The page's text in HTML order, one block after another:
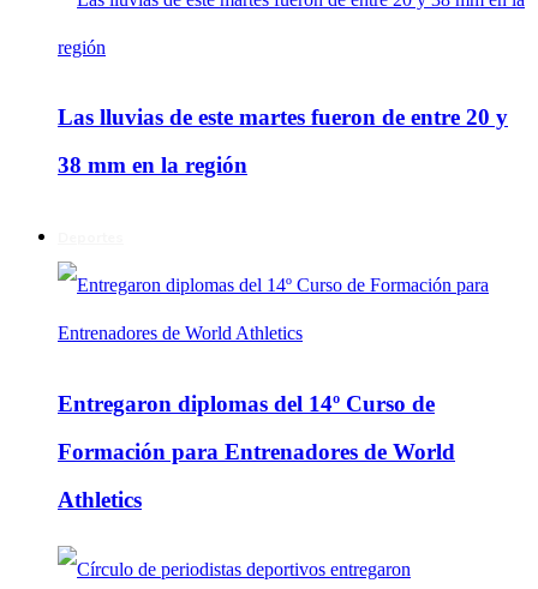
Las lluvias de este martes fueron de entre 20 y
38 mm en la región
Entregaron diplomas del 14º Curso de
Formación para Entrenadores de World
Athletics